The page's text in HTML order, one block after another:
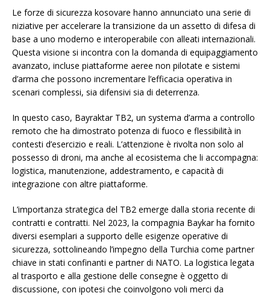
Le forze di sicurezza kosovare hanno annunciato una serie di
niziative per accelerare la transizione da un assetto di difesa di
base a uno moderno e interoperabile con alleati internazionali.
Questa visione si incontra con la domanda di equipaggiamento
avanzato, incluse piattaforme aeree non pilotate e sistemi
d’arma che possono incrementare l’efficacia operativa in
scenari complessi, sia difensivi sia di deterrenza.
In questo caso, Bayraktar TB2, un systema d’arma a controllo
remoto che ha dimostrato potenza di fuoco e flessibilità in
contesti d’esercizio e reali. L’attenzione è rivolta non solo al
possesso di droni, ma anche al ecosistema che li accompagna:
logistica, manutenzione, addestramento, e capacità di
integrazione con altre piattaforme.
L’importanza strategica del TB2 emerge dalla storia recente di
contratti e contratti. Nel 2023, la compagnia Baykar ha fornito
diversi esemplari a supporto delle esigenze operative di
sicurezza, sottolineando l’impegno della Turchia come partner
chiave in stati confinanti e partner di NATO. La logistica legata
al trasporto e alla gestione delle consegne è oggetto di
discussione, con ipotesi che coinvolgono voli merci da